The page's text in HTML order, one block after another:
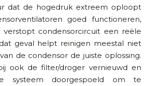
dat de hogedruk extreem oploopt
goed functioneren,
verstopt condensorcircuit een reële
geval helpt reinigen meestal niet
de condensor de juiste oplossing.
ook de filter/droger vernieuwd en
systeem doorgespoeld om te